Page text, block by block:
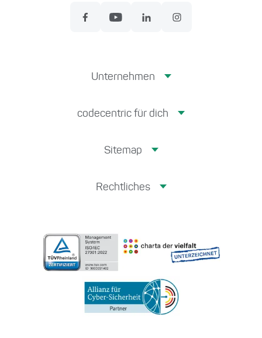
Unternehmen
codecentric für dich
Sitemap
Rechtliches